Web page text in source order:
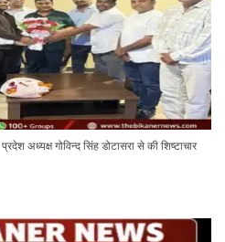
अध्यक्ष गोविन्द सिंह डोटासरा से की शिष्टाचार